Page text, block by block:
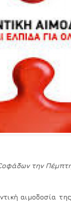
την Πέμπτη
αιμοδοσία